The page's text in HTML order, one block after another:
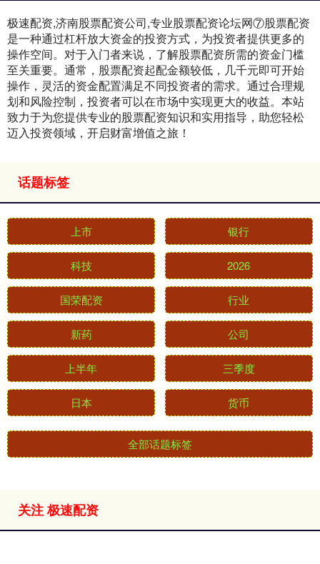
极速配资,济南股票配资公司,专业股票配资论坛网⑦股票配资
是一种通过杠杆放大资金的投资方式，为投资者提供更多的
操作空间。对于入门者来说，了解股票配资所需的资金门槛
至关重要。通常，股票配资起配金额较低，几千元即可开始
操作，灵活的资金配置满足不同投资者的需求。通过合理规
划和风险控制，投资者可以在市场中实现更大的收益。本站
致力于为您提供专业的股票配资知识和实用指导，助您轻松
迈入投资领域，开启财富增值之旅！
话题标签
上市 银行
科技 2026
国荣配资 行业
新药 公司
上半年 三季度
日本 货币
全部话题标签
关注 极速配资